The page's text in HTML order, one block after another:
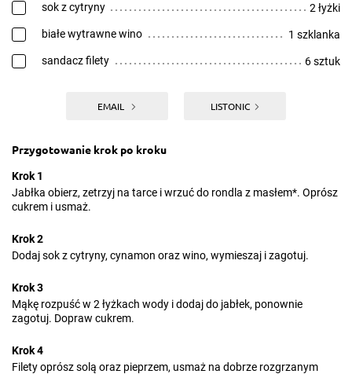
sok z cytryny 2 łyżki
białe wytrawne wino 1 szklanka
sandacz filety 6 sztuk
EMAIL LISTONIC
Przygotowanie krok po kroku
Krok 1
Jabłka obierz, zetrzyj na tarce i wrzuć do rondla z masłem*. Oprósz
cukrem i usmaż.
Krok 2
Dodaj sok z cytryny, cynamon oraz wino, wymieszaj i zagotuj.
Krok 3
Mąkę rozpuść w 2 łyżkach wody i dodaj do jabłek, ponownie
zagotuj. Dopraw cukrem.
Krok 4
Filety oprósz solą oraz pieprzem, usmaż na dobrze rozgrzanym